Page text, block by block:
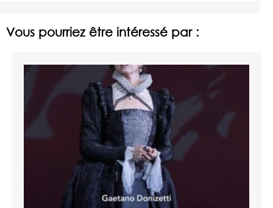
Vous pourriez être intéressé par :